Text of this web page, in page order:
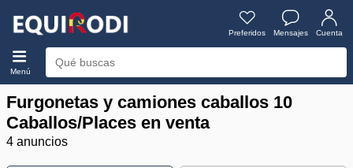
Preferidos Mensajes Cuenta
Menú
Furgonetas y camiones caballos 10
Caballos/Places en venta
4 anuncios